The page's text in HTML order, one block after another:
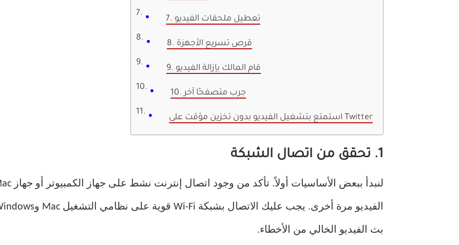
7. تعطيل ملحقات الفيديو
8. قرص تسريع الأجهزة
9. قام المالك بإزالة الفيديو
10. جرب متصفحًا آخر
استمتع بتشغيل الفيديو بدون تخزين مؤقت على Twitter
1. تحقق من اتصال الشبكة
الفيديو مرة أخرى. يجب عليك الاتصال بشبكة Wi-Fi قوية على نظامي التشغيل Mac وWindows، وتأكيد ذلك عبر
بث الفيديو الخالي من الأخطاء.